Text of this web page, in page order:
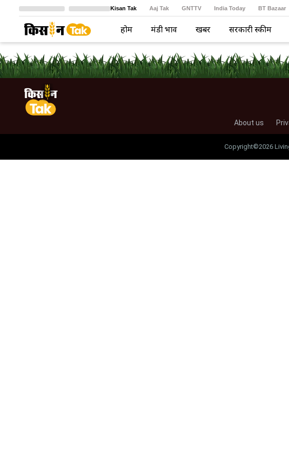
Kisan Tak Aaj Tak GNTTV India Today BT Bazaar
Crime Tak Astro Tak
होम मंडी भाव खबरें सरकारी स्कीम
About us
Copyright©2026